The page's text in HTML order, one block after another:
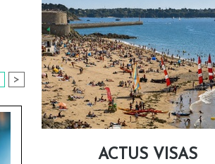
>
ACTUS VISAS